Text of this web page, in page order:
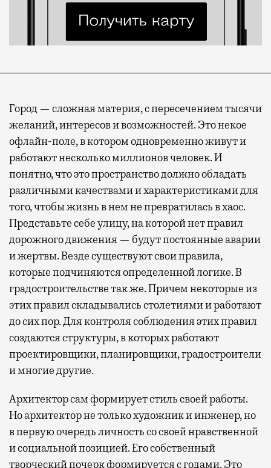
Город — сложная материя, с пересечением тысячи
желаний, интересов и возможностей. Это некое
офлайн-поле, в котором одновременно живут и
работают несколько миллионов человек. И
понятно, что это пространство должно обладать
различными качествами и характеристиками для
того, чтобы жизнь в нем не превратилась в хаос.
Представьте себе улицу, на которой нет правил
дорожного движения — будут постоянные аварии
и жертвы. Везде существуют свои правила,
которые подчиняются определенной логике. В
градостроительстве так же. Причем некоторые из
этих правил складывались столетиями и работают
до сих пор. Для контроля соблюдения этих правил
создаются структуры, в которых работают
проектировщики, планировщики, градостроители
и многие другие.
Архитектор сам формирует стиль своей работы.
Но архитектор не только художник и инженер, но
в первую очередь личность со своей нравственной
и социальной позицией. Его собственный
творческий почерк формируется с годами. Это